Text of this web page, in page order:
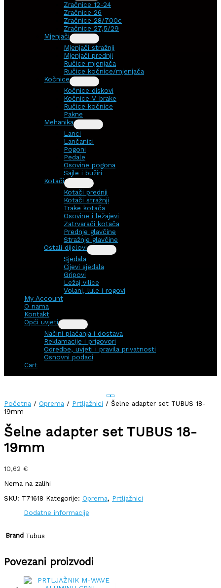
Zračnice 12-24
Zračnice 26
Zračnice 28/700c
Zračnice 27,5/29
Mjenjači
Mjenjači stražnji
Mjenjači prednji
Ručice mjenjača
Ručice kočnice/mjenjača
Kočnice
Kočnice diskovi
Kočnice V-brake
Ručice kočnice
Pakne
Mehanika
Lanci
Lančanici
Pogoni
Pedale
Osovine pogona
Sajle i bužiri
Kotači
Kotači prednji
Kotači stražnji
Trake kotača
Osovine i ležajevi
Zatrvarači kotača
Prednje glavčine
Stražnje glavčine
Ostali dijelovi
Sjedala
Cijevi sjedala
Gripovi
Ležaj vilice
Volani, lule i rogovi
My Account
O nama
Kontakt
Opći uvjeti
Načini plaćanja i dostava
Reklamacije i prigovori
Odredbe, uvjeti i pravila privatnosti
Osnovni podaci
Cart
Početna / Oprema / Prtljažnici / Šelne adapter set TUBUS 18-
19mm
Šelne adapter set TUBUS 18-
19mm
10,62 €
Nema na zalihi
SKU: T71618 Kategorije: Oprema, Prtljažnici
Dodatne informacije
Brand Tubus
Povezani proizvodi